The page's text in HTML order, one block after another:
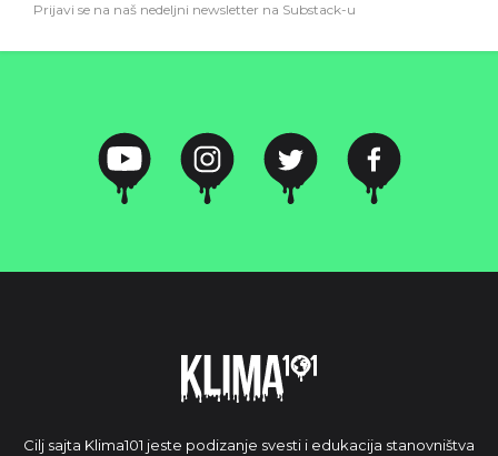
Prijavi se na naš nedeljni newsletter na Substack-u
Cilj sajta Klima101 jeste podizanje svesti i edukacija stanovništva